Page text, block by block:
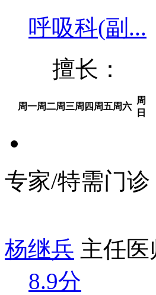
呼吸科(副...
擅长：
周一周二周三周四 周五周六
周
日
专家/特需门诊
杨继兵 主任
8.9分